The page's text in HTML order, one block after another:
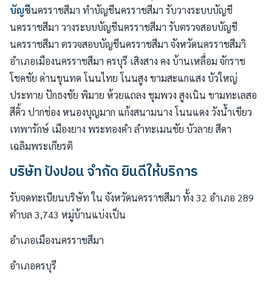
บัญชีนครราชสีมา ทำบัญชีนครราชสีมา รับวางระบบบัญชี
นครราชสีมา วางระบบบัญชีนครราชสีมา รับตรวจสอบบัญชี
นครราชสีมา ตรวจสอบบัญชีนครราชสีมา จังหวัดนครราชสีมาิ
อำเภอเมืองนครราชสีมา ครบุรี เสิงสาง คง บ้านเหลื่อม จักราช
โชคชัย ด่านขุนทด โนนไทย โนนสูง ขามสะแกแสง บัวใหญ่
ประทาย ปักธงชัย พิมาย ห้วยแถลง ชุมพวง สูงเนิน ขามทะเลสอ
สีคิ้ว ปากช่อง หนองบุญมาก แก้งสนามนาง โนนแดง วังน้ำเขียว
เทพารักษ์ เมืองยาง พระทองคำ ลำทะเมนชัย บัวลาย สีดา
เฉลิมพระเกียรติ
บริษัท ปังปอน จำกัด ยินดีให้บริการ
รับจดทะเบียนบริษัท ใน จังหวัดนครราชสีมา ทั้ง 32 อำเภอ 289
ตำบล 3,743 หมู่บ้านแบ่งเป็น
อำเภอเมืองนครราชสีมา
อำเภอครบุรี